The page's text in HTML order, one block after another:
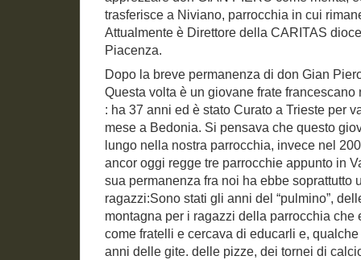
trasferisce a Niviano, parrocchia in cui
Attualmente è Direttore della CARITAS
Piacenza.
Dopo la breve permanenza di don Gian
Questa volta è un giovane frate
: ha 37 anni ed è stato Curato a Trieste per
mese a Bedonia. Si pensava che questo
lungo nella nostra parrocchia, invece nel
ancor oggi regge tre parrocchie appunto in
sua permanenza fra noi ha ebbe soprattutto
ragazzi:Sono stati gli anni del “pulmino”,
montagna per i ragazzi della parrocchia
come fratelli e cercava di educarli e, qualche
anni delle gite. delle pizze, dei tornei di